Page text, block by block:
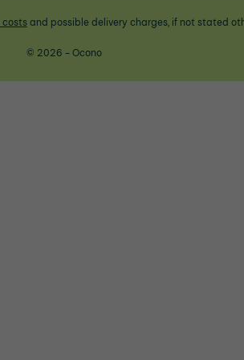
costsand possible delivery charges, if not stated
© 2026 - Ocono